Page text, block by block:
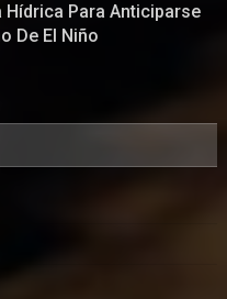
Hídrica Para Anticiparse
De El Niño